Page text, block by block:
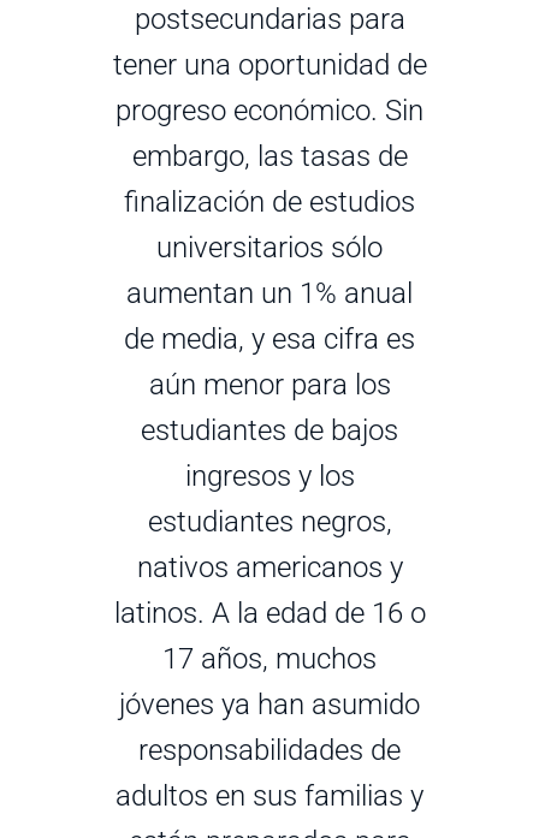
postsecundarias para
tener una oportunidad de
progreso económico. Sin
embargo, las tasas de
finalización de estudios
universitarios sólo
aumentan un 1% anual
de media, y esa cifra es
aún menor para los
estudiantes de bajos
ingresos y los
estudiantes negros,
nativos americanos y
latinos. A la edad de 16 o
17 años, muchos
jóvenes ya han asumido
responsabilidades de
adultos en sus familias y